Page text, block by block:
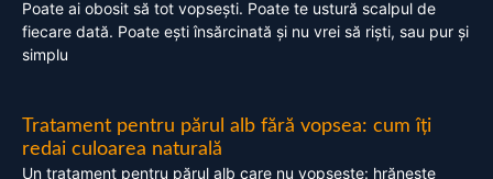
Poate ai obosit să tot vopsești. Poate te ustură scalpul de
fiecare dată. Poate ești însărcinată și nu vrei să riști, sau pur și
simplu
Tratament pentru părul alb fără vopsea: cum îți
redai culoarea naturală
Un tratament pentru părul alb care nu vopsește: hrănește